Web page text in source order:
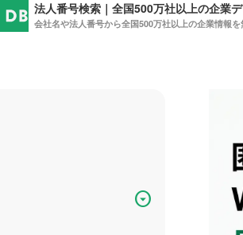
法人番号検索｜全国500万社以上の企業
会社名や法人番号から全国500万社以上の企業情報を
arrow_drop_down_circle